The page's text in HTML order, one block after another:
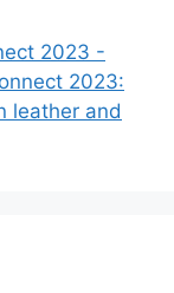
2023 -
2023:
leather and